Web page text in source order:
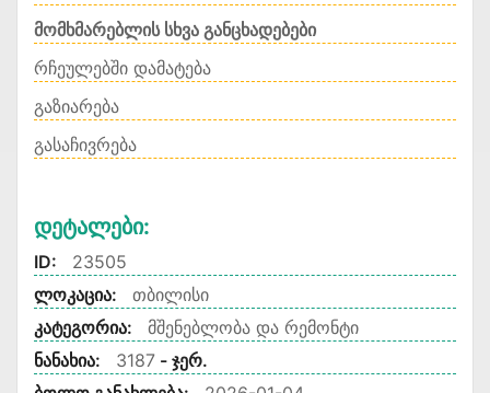
მომხმარებლის სხვა განცხადებები
რჩეულებში დამატება
გაზიარება
გასაჩივრება
Დეტალები:
ID:
23505
ლოკაცია:
თბილისი
კატეგორია:
მშენებლობა და რემონტი
ნანახია:
3187 - ჯერ.